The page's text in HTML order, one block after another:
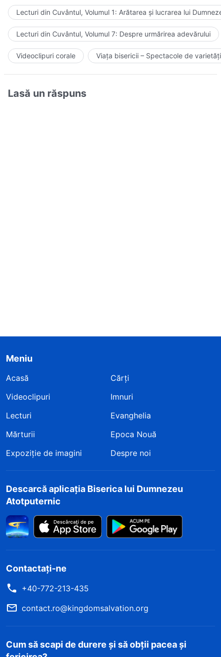
Lecturi din Cuvântul, Volumul 1: Arătarea și lucrarea lui
Lecturi din Cuvântul, Volumul 7: Despre urmărirea adevărului
Videoclipuri corale Viața bisericii – Spectacole de varietăți
Lasă un răspuns
Meniu
Acasă
Cărți
Videoclipuri
Imnuri
Lecturi
Evanghelia
Mărturii
Epoca Nouă
Expoziție de imagini
Despre noi
Descarcă aplicația Biserica lui Dumnezeu
Atotputernic
Contactați-ne
+40-772-213-435
contact.ro@kingdomsalvation.org
Cum să scapi de durere și să obții pacea și